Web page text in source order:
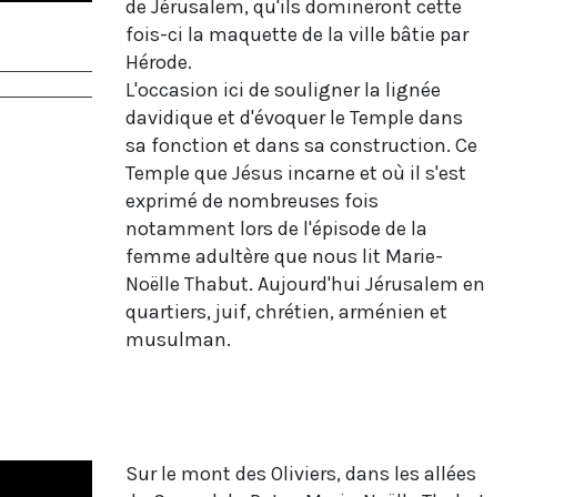
de Jérusalem, qu'ils domineront cette
fois-ci la maquette de la ville bâtie par
Hérode.
L'occasion ici de souligner la lignée
davidique et d'évoquer le Temple dans
sa fonction et dans sa construction. Ce
Temple que Jésus incarne et où il s'est
exprimé de nombreuses fois
notamment lors de l'épisode de la
femme adultère que nous lit Marie-
Noëlle Thabut. Aujourd'hui Jérusalem en
quartiers, juif, chrétien, arménien et
musulman.
Sur le mont des Oliviers, dans les allées